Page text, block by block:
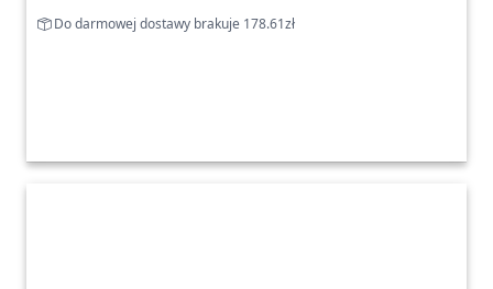
Do darmowej dostawy brakuje 178.61zł